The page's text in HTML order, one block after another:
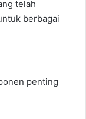
telah
berbagai
penting